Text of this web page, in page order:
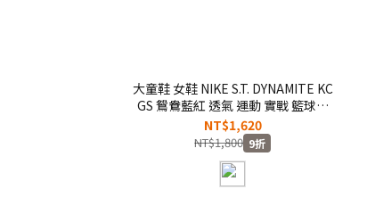
大童鞋 女鞋 NIKE S.T. DYNAMITE KC
GS 鴛鴦藍紅 透氣 運動 實戰 籃球鞋
【IO0281-100】
NT$1,620
NT$1,800 9折